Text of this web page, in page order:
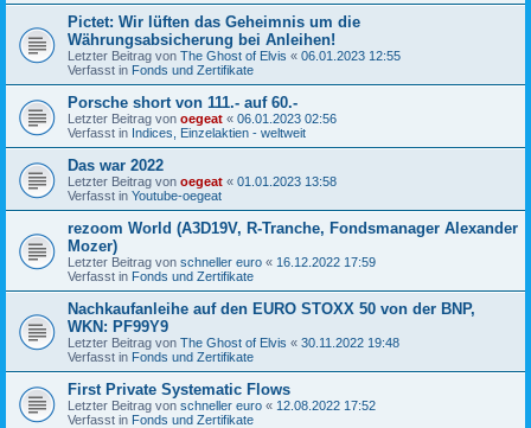
Pictet: Wir lüften das Geheimnis um die
Währungsabsicherung bei Anleihen!
Letzter Beitrag von The Ghost of Elvis « 06.01.2023 12:55
Verfasst in Fonds und Zertifikate
Porsche short von 111.- auf 60.-
Letzter Beitrag von oegeat « 06.01.2023 02:56
Verfasst in Indices, Einzelaktien - weltweit
Das war 2022
Letzter Beitrag von oegeat « 01.01.2023 13:58
Verfasst in Youtube-oegeat
rezoom World (A3D19V, R-Tranche, Fondsmanager Alexander
Mozer)
Letzter Beitrag von schneller euro « 16.12.2022 17:59
Verfasst in Fonds und Zertifikate
Nachkaufanleihe auf den EURO STOXX 50 von der BNP,
WKN: PF99Y9
Letzter Beitrag von The Ghost of Elvis « 30.11.2022 19:48
Verfasst in Fonds und Zertifikate
First Private Systematic Flows
Letzter Beitrag von schneller euro « 12.08.2022 17:52
Verfasst in Fonds und Zertifikate